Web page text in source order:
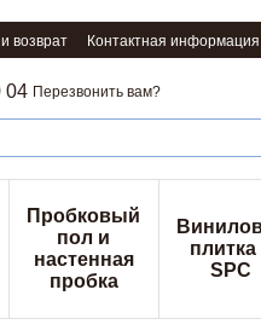
возврат Контактная информация
04 Перезвонить вам?
Пробковый
пол и
настенная
пробка
плитка
SPC